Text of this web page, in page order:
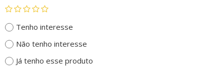
Tenho interesse
Não tenho interesse
Já tenho esse produto